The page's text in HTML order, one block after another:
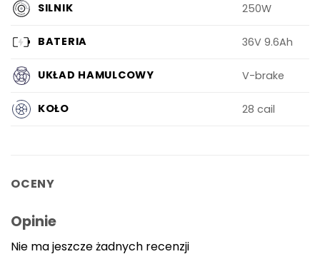
SILNIK 250W
BATERIA 36V 9.6Ah
UKŁAD HAMULCOWY V-brake
KOŁO 28 cail
OCENY
Opinie
Nie ma jeszcze żadnych recenzji